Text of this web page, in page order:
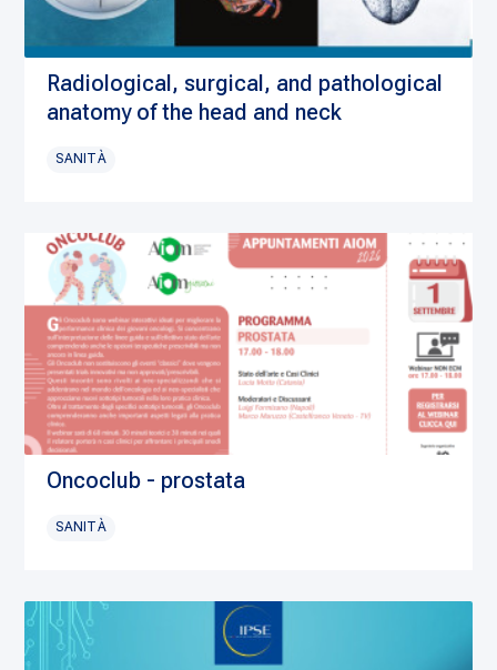
Radiological, surgical, and pathological
anatomy of the head and neck
SANITÀ
Oncoclub - prostata
SANITÀ